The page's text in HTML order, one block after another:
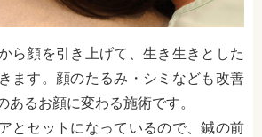
ら顔を引き上げて、生き生きとした
ます。顔のたるみ・シミなども改善
あるお顔に変わる施術です。
とセットになっているので、鍼の前